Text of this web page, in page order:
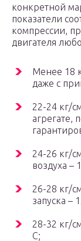
конкретной
показатели
компрессии,
двигателя
Менее 18
даже с
22-24 кг/
агрегате,
24-26 кг/
воздуха –
26-28 кг/
запуска –
28-32 кг/
С;